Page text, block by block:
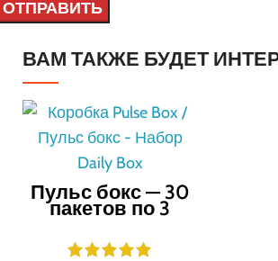
ВАМ ТАКЖЕ БУДЕТ
Пульс бокс — 30
пакетов по 3